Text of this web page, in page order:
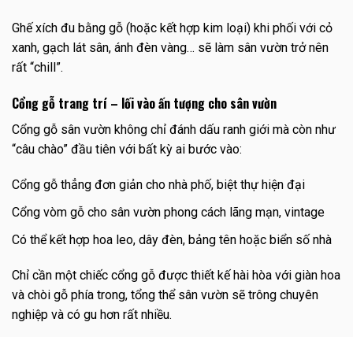
Ghế xích đu bằng gỗ (hoặc kết hợp kim loại) khi phối với cỏ
xanh, gạch lát sân, ánh đèn vàng… sẽ làm sân vườn trở nên
rất “chill”.
Cổng gỗ trang trí – lối vào ấn tượng cho sân vườn
Cổng gỗ sân vườn không chỉ đánh dấu ranh giới mà còn như
“câu chào” đầu tiên với bất kỳ ai bước vào:
Cổng gỗ thẳng đơn giản cho nhà phố, biệt thự hiện đại
Cổng vòm gỗ cho sân vườn phong cách lãng mạn, vintage
Có thể kết hợp hoa leo, dây đèn, bảng tên hoặc biển số nhà
Chỉ cần một chiếc cổng gỗ được thiết kế hài hòa với giàn hoa
và chòi gỗ phía trong, tổng thể sân vườn sẽ trông chuyên
nghiệp và có gu hơn rất nhiều.